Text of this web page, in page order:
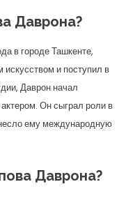
Даврона?
в городе Ташкенте,
искусством и поступил в
Даврон начал
Он сыграл роли в
ему международную
Даврона?